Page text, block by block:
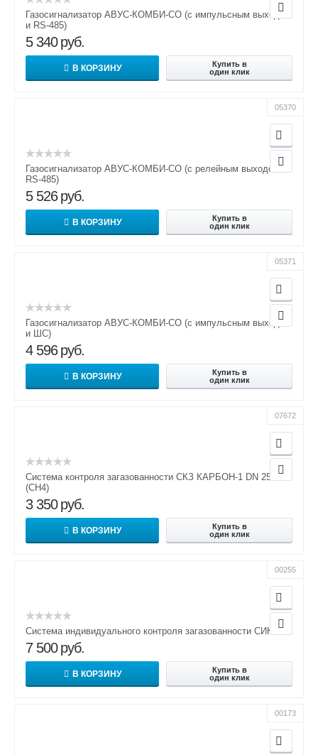
Газосигнализатор АВУС-КОМБИ-СО (с импульсным выходом
и RS-485)
5 340 руб.
В КОРЗИНУ
Купить в
один клик
05370
Газосигнализатор АВУС-КОМБИ-СО (с релейным выходом и
RS-485)
5 526 руб.
В КОРЗИНУ
Купить в
один клик
05371
Газосигнализатор АВУС-КОМБИ-СО (с импульсным выходом
и ШС)
4 596 руб.
В КОРЗИНУ
Купить в
один клик
07672
Система контроля загазованности СКЗ КАРБОН-1 DN 25
(СН4)
3 350 руб.
В КОРЗИНУ
Купить в
один клик
00255
Система индивидуального контроля загазованности СИКЗ
7 500 руб.
В КОРЗИНУ
Купить в
один клик
00173